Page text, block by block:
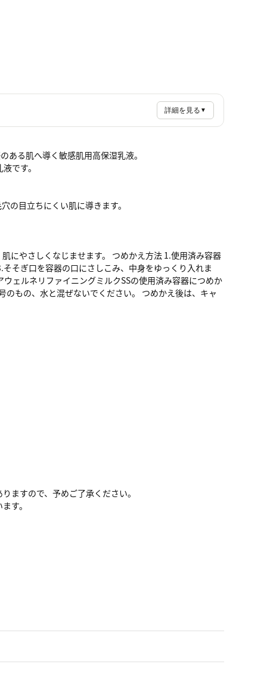
詳細を見る ▼
ある肌へ導く敏感肌用高保湿乳液。
です。
の目立ちにくい肌に導きます。
にやさしくなじませます。 つめかえ方法 1.使用済み容器
そぎ口を容器の口にさしこみ、中身をゆっくり入れま
ェルネリファイニングミルクSSの使用済み容器につめか
もの、水と混ぜないでください。 つめかえ後は、キャ
ますので、予めご了承ください。
す。